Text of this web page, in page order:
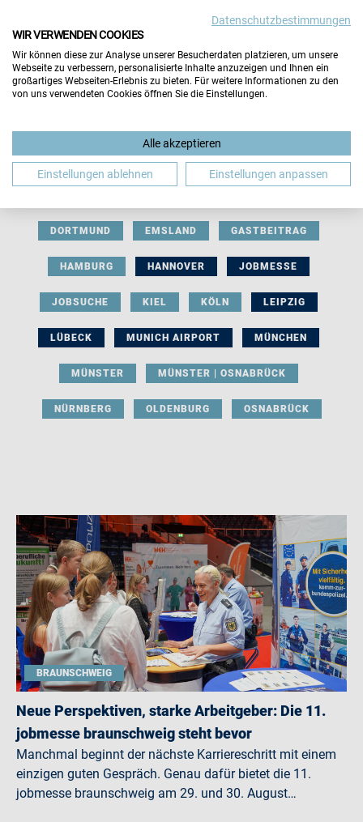
BERUFLICHE ORIENTIERUNG BEWERBUNG
DORTMUND EMSLAND GASTBEITRAG
HAMBURG HANNOVER JOBMESSE
JOBSUCHE KIEL KÖLN LEIPZIG
LÜBECK MUNICH AIRPORT MÜNCHEN
MÜNSTER MÜNSTER | OSNABRÜCK
NÜRNBERG OLDENBURG OSNABRÜCK
BRAUNSCHWEIG
Neue Perspektiven, starke Arbeitgeber: Die 11.
jobmesse braunschweig steht bevor
Manchmal beginnt der nächste Karriereschritt mit einem
einzigen guten Gespräch. Genau dafür bietet die 11.
jobmesse braunschweig am 29. und 30. August…
Datenschutzbestimmungen
WIR VERWENDEN COOKIES
Wir können diese zur Analyse unserer Besucherdaten platzieren, um unsere
Webseite zu verbessern, personalisierte Inhalte anzuzeigen und Ihnen ein
großartiges Webseiten-Erlebnis zu bieten. Für weitere Informationen zu den
von uns verwendeten Cookies öffnen Sie die Einstellungen.
Alle akzeptieren
Einstellungen ablehnen Einstellungen anpassen